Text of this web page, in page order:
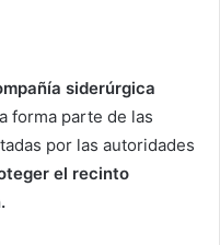
siderúrgica
forma parte de las
por las autoridades
el recinto